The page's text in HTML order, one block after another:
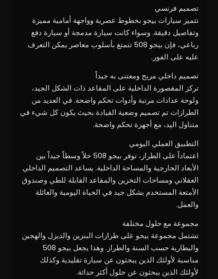
تصميم فرنسي
تتميز سيارات بيجو بخطوط عصرية وواجهة أمامية مميزة
وتفاصيل دقيقة. وسواء كانت سيارة مدمجة أو سيارة دفع
رباعي، فإن بيجو 508 تتمتع بأسلوب معاصر يمكن التعرف
عليه على الفور.
تصميم داخلي مريح ومعتنى به جيداً
تركز المقصورة الداخلية على المقاعد ذات الشكل الجيد،
ولوحة عدادات مرتبة وأدوات تحكم واضحة. في العديد من
الطرازات تم تصميم وضعية القيادة بحيث يكون كل شيء في
متناول اليد، مع أجهزة تحكم واضحة.
التطبيق العملي اليومي
اعتماداً على الطراز، توفر بيجو 508 حلاً وسطاً جيداً بين
الأبعاد الخارجية والمساحة الداخلية. يساعد التصميم الداخلي
العقلاني ومساحات التخزين والمقاعد القابلة للطي وصندوق
الأمتعة المستخدم بشكل جيد في الحياة اليومية والعائلة
والعمل.
مجموعة مع حلول مختلفة
تشتمل مجموعة بيجو على طرازات البنزين والديزل والهجين
والبطارية حسب السنة والطراز. وهذا يجعل بيجو 508
مناسبة لأولئك الذين يبحثون عن سيارة تقليدية وكذلك
لأولئك الذين يبحثون عن حلول أكثر حداثة.